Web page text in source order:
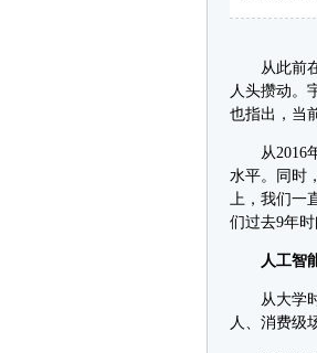
从此前在
人头攒动。
也指出，当
从2016年
水平。同时
上，我们一
们过去9年
人工智能
从大学时
人、消费级